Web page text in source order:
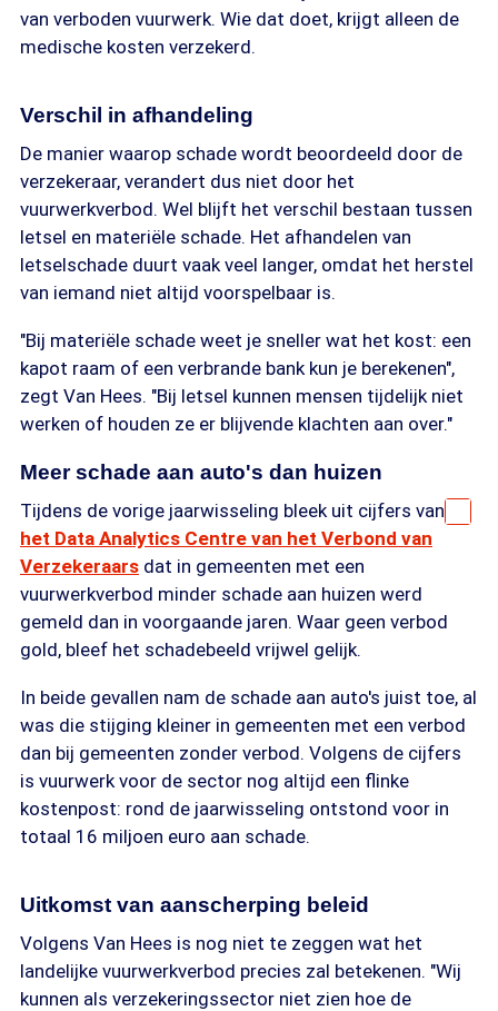
van verboden vuurwerk. Wie dat doet, krijgt alleen de
medische kosten verzekerd.
Verschil in afhandeling
De manier waarop schade wordt beoordeeld door de
verzekeraar, verandert dus niet door het
vuurwerkverbod. Wel blijft het verschil bestaan tussen
letsel en materiële schade. Het afhandelen van
letselschade duurt vaak veel langer, omdat het herstel
van iemand niet altijd voorspelbaar is.
"Bij materiële schade weet je sneller wat het kost: een
kapot raam of een verbrande bank kun je berekenen",
zegt Van Hees. "Bij letsel kunnen mensen tijdelijk niet
werken of houden ze er blijvende klachten aan over."
Meer schade aan auto's dan huizen
Tijdens de vorige jaarwisseling bleek uit cijfers van
het Data Analytics Centre van het Verbond van
Verzekeraars dat in gemeenten met een
vuurwerkverbod minder schade aan huizen werd
gemeld dan in voorgaande jaren. Waar geen verbod
gold, bleef het schadebeeld vrijwel gelijk.
In beide gevallen nam de schade aan auto's juist toe, al
was die stijging kleiner in gemeenten met een verbod
dan bij gemeenten zonder verbod. Volgens de cijfers
is vuurwerk voor de sector nog altijd een flinke
kostenpost: rond de jaarwisseling ontstond voor in
totaal 16 miljoen euro aan schade.
Uitkomst van aanscherping beleid
Volgens Van Hees is nog niet te zeggen wat het
landelijke vuurwerkverbod precies zal betekenen. "Wij
kunnen als verzekeringssector niet zien hoe de